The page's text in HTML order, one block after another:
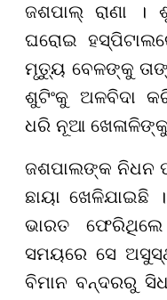
ଜଶପାଲ୍ ରାଣା
ଘରୋଇ
ମୃତ୍ୟୁ ବେଳଙ୍କୁ
ଶୁଟିଂକୁ ଅଳବିଦା
ଧରି ନୂଆ ଖେଳାଳିଙ୍କୁ
ଜଶପାଲଙ୍କ ନିଧନ
ଛାୟା
ଭାରତ
ସମୟରେ ସେ
ବିମାନ ବନ୍ଦରରୁ